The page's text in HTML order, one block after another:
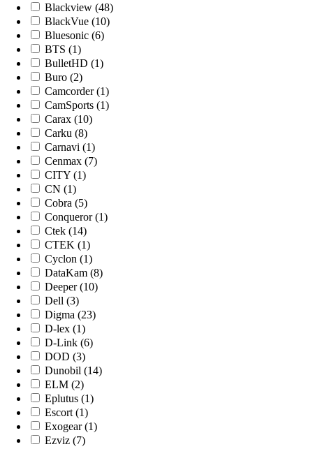
Blackview (48)
BlackVue (10)
Bluesonic (6)
BTS (1)
BulletHD (1)
Buro (2)
Camcorder (1)
CamSports (1)
Carax (10)
Carku (8)
Carnavi (1)
Cenmax (7)
CITY (1)
CN (1)
Cobra (5)
Conqueror (1)
Ctek (14)
CTEK (1)
Cyclon (1)
DataKam (8)
Deeper (10)
Dell (3)
Digma (23)
D-lex (1)
D-Link (6)
DOD (3)
Dunobil (14)
ELM (2)
Eplutus (1)
Escort (1)
Exogear (1)
Ezviz (7)